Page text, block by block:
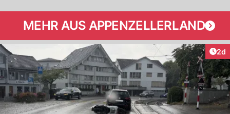
MEHR AUS APPENZELLERLAND
2d